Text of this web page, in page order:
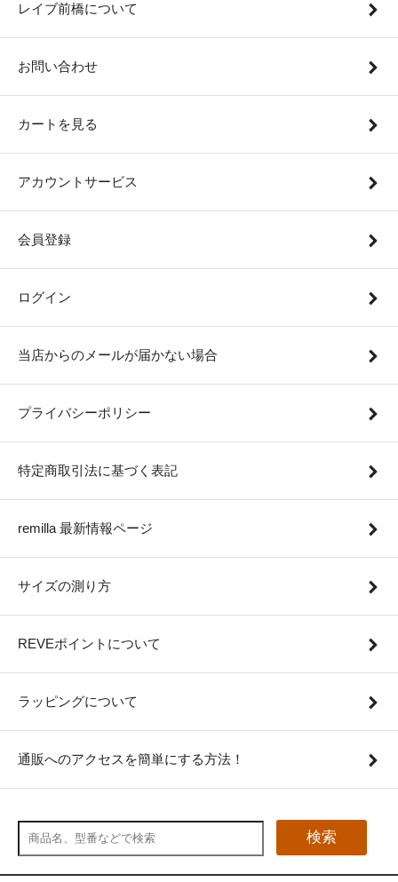
レイブ前橋について
お問い合わせ
カートを見る
アカウントサービス
会員登録
ログイン
当店からのメールが届かない場合
プライバシーポリシー
特定商取引法に基づく表記
remilla 最新情報ページ
サイズの測り方
REVEポイントについて
ラッピングについて
通販へのアクセスを簡単にする方法！
検索